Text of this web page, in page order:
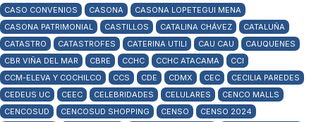
CASO CONVENIOS
CASONA
CASONA LOPETEGUI MENA
CASONA PATRIMONIAL
CASTILLOS CATALINA CHÁVEZ
CATALUÑA
CATASTRO
CATASTROFES CATERINA UTILI CAU CAU
CAUQUENES
CBR VIÑA DEL MAR
CBRE CCHC CCHC ATACAMA
CCI
CCM-ELEVA Y COCHILCO
CCS CDE CDMX CEC
CECILIA PAREDES
CEDEUS UC
CEEC CELEBRIDADES CELULARES
CENCO MALLS
CENCOSUD
CENCOSUD SHOPPING CENSO
CENSO 2024